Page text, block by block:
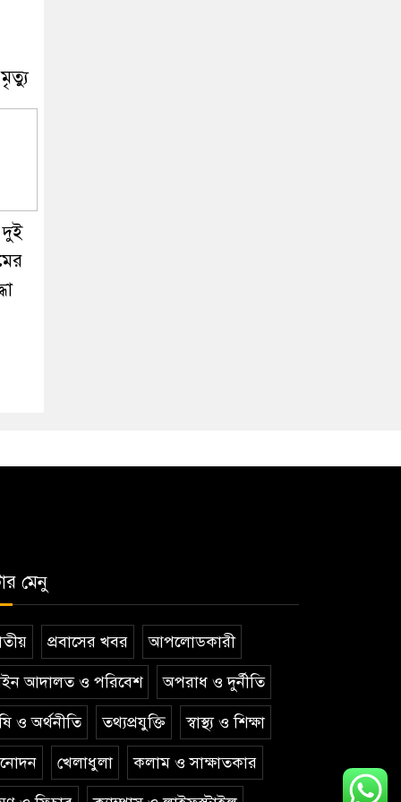
মেনু
প্রবাসের খবর আপলোডকারী
আদালত ও পরিবেশ অপরাধ ও দুর্নীতি
ও অর্থনীতি তথ্যপ্রযুক্তি স্বাস্থ্য ও শিক্ষা
খেলাধুলা কলাম ও সাক্ষাতকার